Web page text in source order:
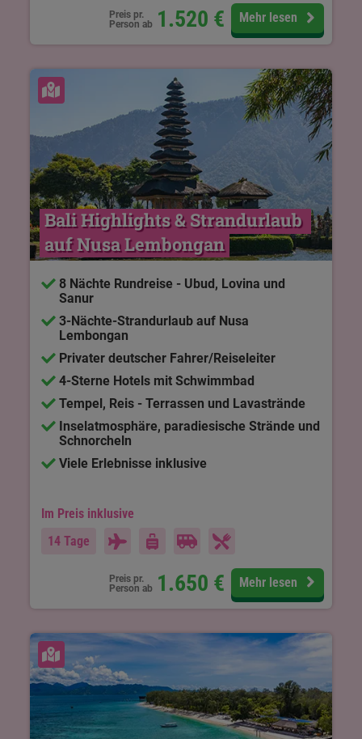
Preis pr.
Person ab 1.520 € Mehr lesen
Bali Highlights & Strandurlaub
auf Nusa Lembongan
8 Nächte Rundreise - Ubud, Lovina und
Sanur
3-Nächte-Strandurlaub auf Nusa
Lembongan
Privater deutscher Fahrer/Reiseleiter
4-Sterne Hotels mit Schwimmbad
Tempel, Reis - Terrassen und Lavastrände
Inselatmosphäre, paradiesische Strände und
Schnorcheln
Viele Erlebnisse inklusive
Im Preis inklusive
14 Tage
Preis pr.
Person ab 1.650 € Mehr lesen
Karte ansehen